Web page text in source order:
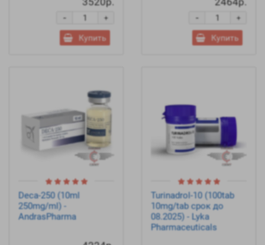
+
-
Купить
+
-
Купить
Deca-250 (10ml
250mg/ml) -
AndrasPharma
Turinadrol-10 (100tab
10mg/tab срок до
08.2025) - Lyka
Pharmaceuticals